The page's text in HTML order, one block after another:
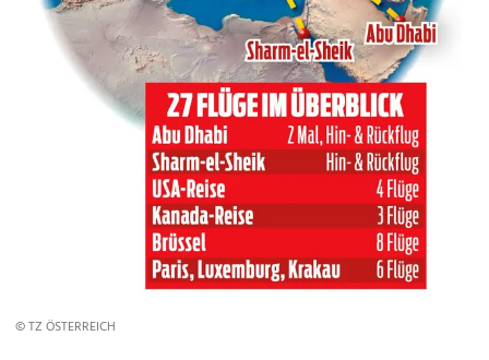
© TZ ÖSTERREICH